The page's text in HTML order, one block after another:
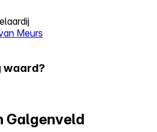
Meurs
waard?
Galgenveld